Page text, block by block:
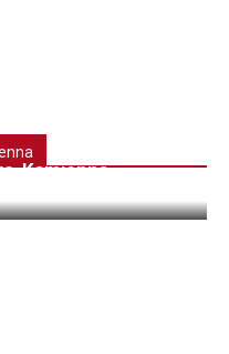
Kamienna